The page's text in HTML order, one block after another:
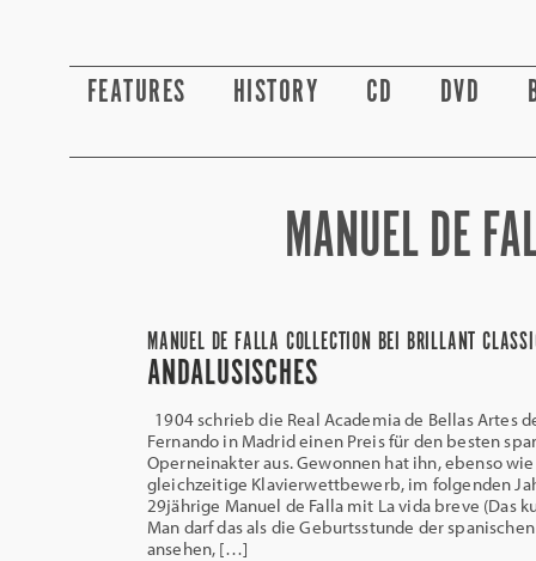
FEATURES HISTORY CD DVD
MANUEL DE
MANUEL DE FALLA COLLECTION BEI BRILLANT
ANDALUSISCHES
1904 schrieb die Real Academia de Bellas Artes
Fernando in Madrid einen Preis für den besten
Operneinakter aus. Gewonnen hat ihn, ebenso
gleichzeitige Klavierwettbewerb, im folgenden
29jährige Manuel de Falla mit La vida breve (Das
Man darf das als die Geburtsstunde der
ansehen, […]